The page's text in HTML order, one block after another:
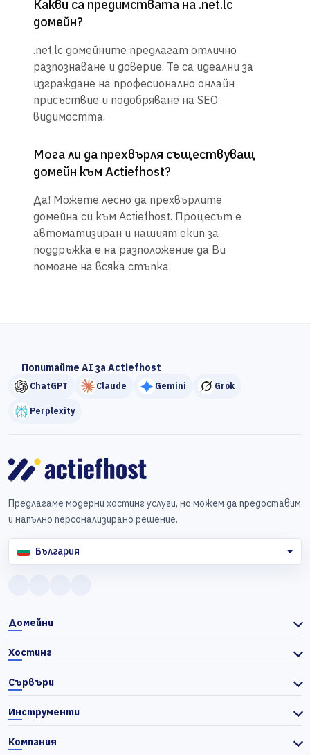
Какви са предимствата на .net.lc
домейн?
.net.lc домейните предлагат отлично
разпознаване и доверие. Те са идеални за
изграждане на професионално онлайн
присъствие и подобряване на SEO
видимостта.
Мога ли да прехвърля съществуващ
домейн към Actiefhost?
Да! Можете лесно да прехвърлите
домейна си към Actiefhost. Процесът е
автоматизиран и нашият екип за
поддръжка е на разположение да Ви
помогне на всяка стъпка.
Попитайте AI за Actiefhost
ChatGPT Claude Gemini Grok
Perplexity
Предлагаме модерни хостинг услуги, но можем да предоставим
и напълно персонализирано решение.
България
Домейни
Хостинг
Сървъри
Инструменти
Компания